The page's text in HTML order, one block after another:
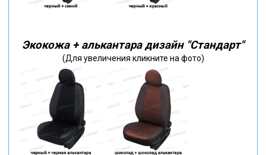
Экокожа + алькантара дизайн "Стандарт"
(Для увеличения кликните на фото)